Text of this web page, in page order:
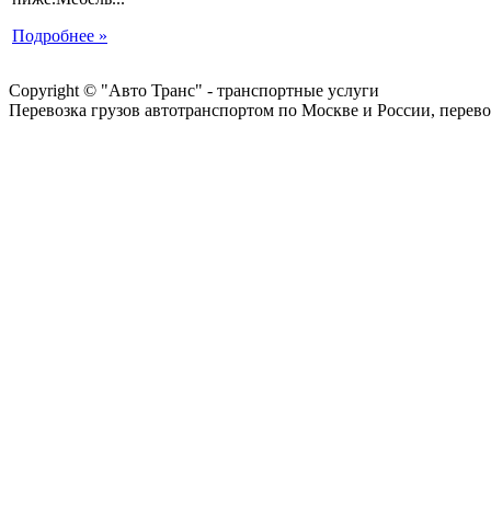
Подробнее »
Copyright © "Авто Транс" - транспортные услуги
Перевозка грузов автотранспортом по Москве и России,